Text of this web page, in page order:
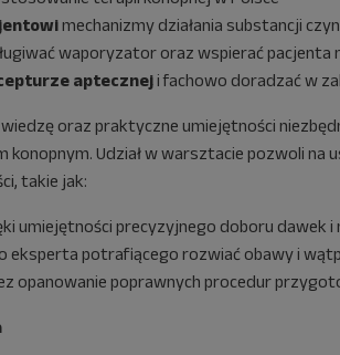
mechanizmy działania substancji
waporyzator oraz wspierać pacjenta
aptecznej i fachowo doradzać w
oraz praktyczne umiejętności
konopnym. Udział w warsztacie pozwoli
takie jak:
umiejętności precyzyjnego doboru dawek i
eksperta potrafiącego rozwiać obawy i
opanowanie poprawnych procedur